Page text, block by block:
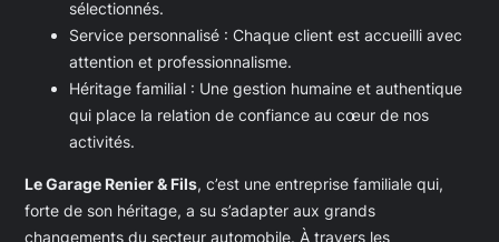
sélectionnés.
Service personnalisé : Chaque client est accueilli avec
attention et professionnalisme.
Héritage familial : Une gestion humaine et authentique
qui place la relation de confiance au cœur de nos
activités.
Le Garage Renier & Fils, c’est une entreprise familiale qui,
forte de son héritage, a su s’adapter aux grands
changements du secteur automobile. À travers les